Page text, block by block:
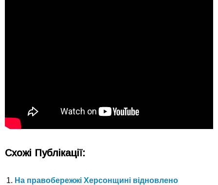
Схожі Публікації:
На правобережжі Херсонщині відновлено